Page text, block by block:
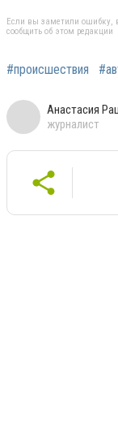
Если вы заметили ошибку,
сообщить об этом редакции
#происшествия
Анастасия
журналист